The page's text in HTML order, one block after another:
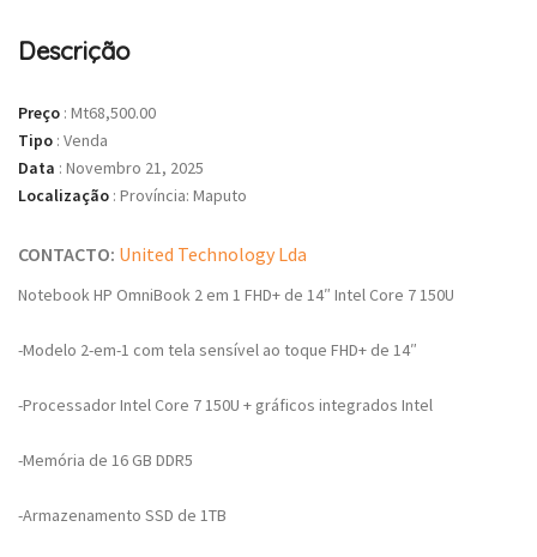
Descrição
Preço : Mt68,500.00
Tipo : Venda
Data : Novembro 21, 2025
Localização : Província: Maputo
CONTACTO: United Technology Lda
Notebook HP OmniBook 2 em 1 FHD+ de 14″ Intel Core 7 150U
-Modelo 2-em-1 com tela sensível ao toque FHD+ de 14″
-Processador Intel Core 7 150U + gráficos integrados Intel
-Memória de 16 GB DDR5
-Armazenamento SSD de 1TB